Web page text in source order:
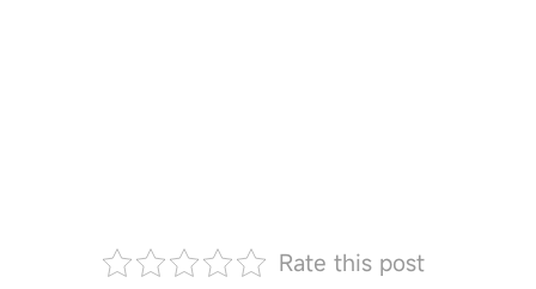
Rate this post